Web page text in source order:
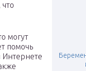
могут
помочь
Интернете